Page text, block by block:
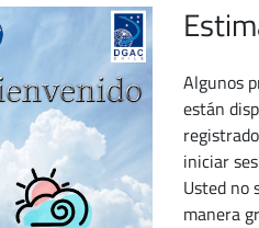
Algunos
están
iniciar
Usted no
manera